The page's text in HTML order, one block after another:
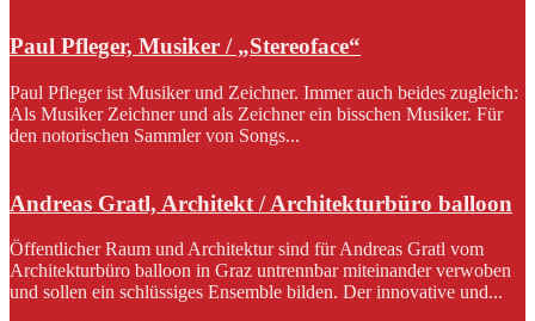
Paul Pfleger, Musiker / „Stereoface“
Paul Pfleger ist Musiker und Zeichner. Immer auch beides zugleich:
Als Musiker Zeichner und als Zeichner ein bisschen Musiker. Für
den notorischen Sammler von Songs...
Andreas Gratl, Architekt / Architekturbüro balloon
Öffentlicher Raum und Architektur sind für Andreas Gratl vom
Architekturbüro balloon in Graz untrennbar miteinander verwoben
und sollen ein schlüssiges Ensemble bilden. Der innovative und...